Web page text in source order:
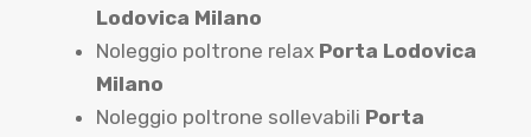
Lodovica Milano
Noleggio poltrone relax Porta Lodovica
Milano
Noleggio poltrone sollevabili Porta